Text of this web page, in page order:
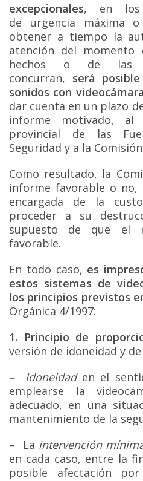
excepcionales, en los
de urgencia máxima
obtener a tiempo la
atención del momento
hechos o de las
concurran, será
sonidos con
dar cuenta en un plazo
informe motivado, al
provincial de las
Seguridad y a la
Como resultado, la
informe favorable o no,
encargada de la
proceder a su
supuesto de que el
favorable.
En todo caso, es
estos sistemas de
los principios previstos
Orgánica 4/1997:
1. Principio de
versión de idoneidad y
– Idoneidaden el
emplearse la
adecuado, en una
mantenimiento de la
– La intervención
en cada caso, entre la
posible afectación